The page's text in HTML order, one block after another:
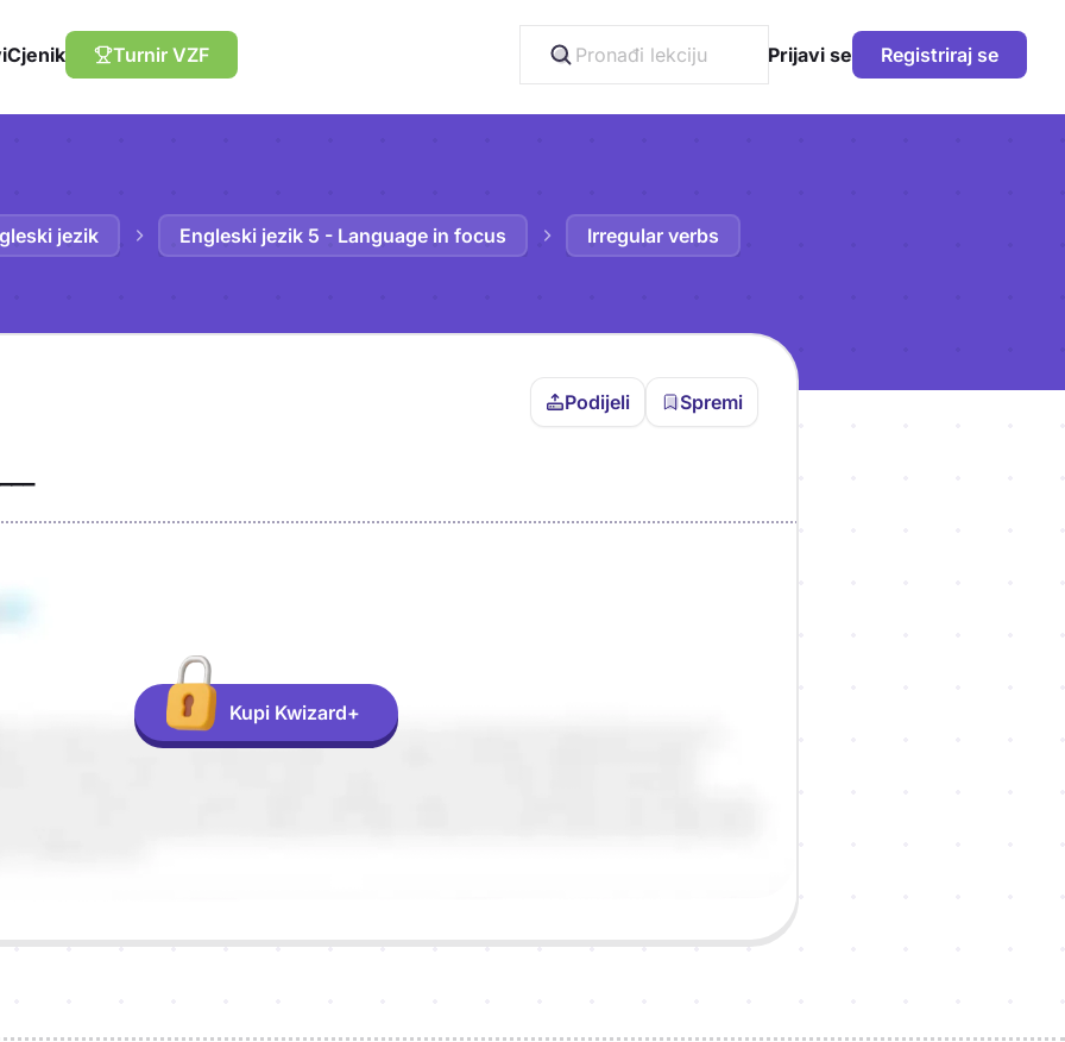
Cjenik Turnir VZF Prijavi se Registriraj se
jezik Engleski jezik 5 - Language in focus Irregular verbs
Podijeli Spremi
Kupi Kwizard+